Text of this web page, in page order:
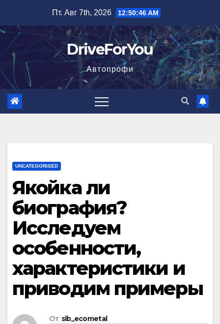
содержимому
Пт. Авг 7th, 2026 12:50:47 AM
DriveForYou
Автопрофи
UNCATEGORISED
Якойка ли
биография?
Исследуем
особенности,
характеристики и
приводим примеры
От sib_ecometal